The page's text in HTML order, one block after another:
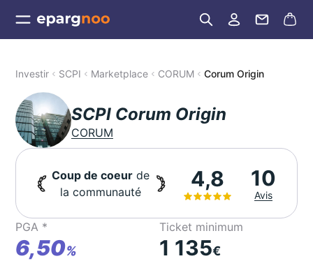
Investir SCPI Marketplace CORUM Corum Origin
SCPI Corum Origin
CORUM
Coup de coeur de
la communauté
4,8 10
Avis
PGA *
6,50%
Ticket minimum
1 135€